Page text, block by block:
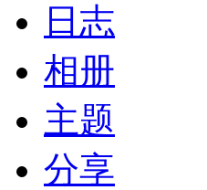
日志
相册
主题
分享